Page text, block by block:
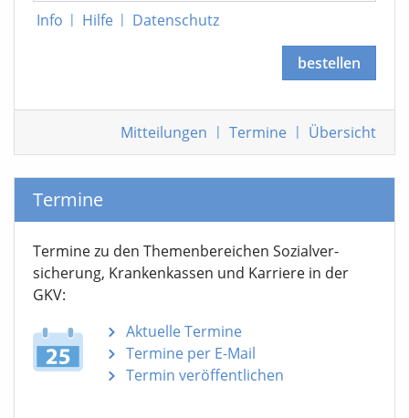
Info | Hilfe | Datenschutz
bestellen
Mitteilungen | Termine | Übersicht
Termine
Termine zu den Themen­bereichen Sozialver­
sicherung, Krankenkassen und Karriere in der
GKV:
Aktuelle Termine
Termine per E-Mail
Termin veröffentlichen